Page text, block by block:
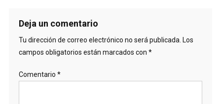
Deja un comentario
Tu dirección de correo electrónico no será publicada. Los
campos obligatorios están marcados con *
Comentario *